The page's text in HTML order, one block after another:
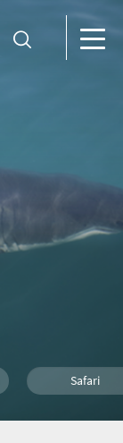
Safari